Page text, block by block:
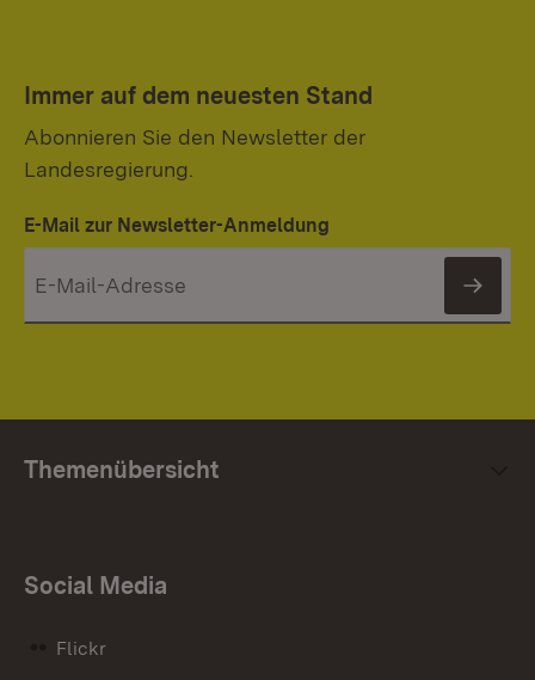
Immer auf dem neuesten Stand
Abonnieren Sie den Newsletter der
Landesregierung.
E-Mail zur Newsletter-Anmeldung
Themenübersicht
Social Media
Flickr